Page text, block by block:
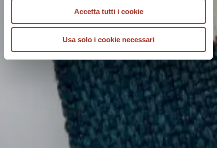
Accetta tutti i cookie
Usa solo i cookie necessari